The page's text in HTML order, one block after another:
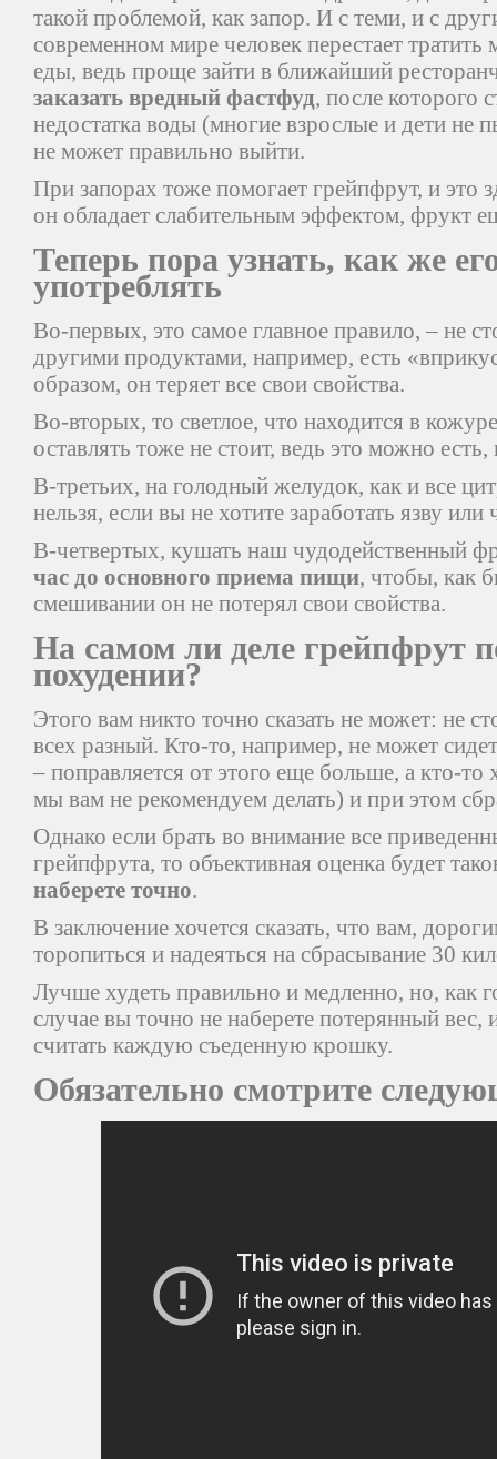
такой проблемой, как запор. И с теми, и с
современном мире человек перестает
еды, ведь проще зайти в ближайший
заказать вредный фастфуд, после которого
недостатка воды (многие взрослые и дети
не может правильно выйти.
При запорах тоже помогает грейпфрут, и это
он обладает слабительным эффектом, фрукт
Теперь пора узнать, как же
употреблять
Во-первых, это самое главное правило, – не
другими продуктами, например, есть
образом, он теряет все свои свойства.
Во-вторых, то светлое, что находится в
оставлять тоже не стоит, ведь это можно
В-третьих, на голодный желудок, как и все
нельзя, если вы не хотите заработать язву
В-четвертых, кушать наш чудодейственный
час до основного приема пищи, чтобы, как
смешивании он не потерял свои свойства.
На самом ли деле грейпфрут
похудении?
Этого вам никто точно сказать не может: не
всех разный. Кто-то, например, не может
– поправляется от этого еще больше, а кто-
мы вам не рекомендуем делать) и при этом
Однако если брать во внимание все
грейпфрута, то объективная оценка будет
наберете точно.
В заключение хочется сказать, что вам,
торопиться и надеяться на сбрасывание 30
Лучше худеть правильно и медленно, но, как
случае вы точно не наберете потерянный вес,
считать каждую съеденную крошку.
Обязательно смотрите